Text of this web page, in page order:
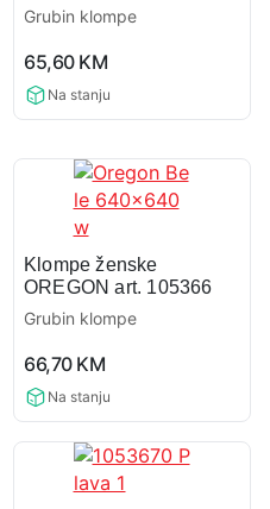
Grubin klompe
rating
65,60 KM
Na stanju
Klompe ženske
OREGON art. 105366
Grubin klompe
rating
66,70 KM
Na stanju